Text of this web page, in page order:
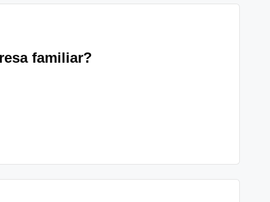
familiar?